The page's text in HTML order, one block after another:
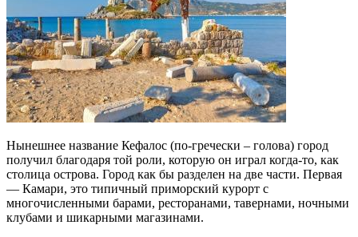
Нынешнее название Кефалос (по-гречески – голова) город
получил благодаря той роли, которую он играл когда-то, как
столица острова. Город как бы разделен на две части. Первая
— Камари, это типичный приморский курорт с
многочисленными барами, ресторанами, тавернами, ночными
клубами и шикарными магазинами.